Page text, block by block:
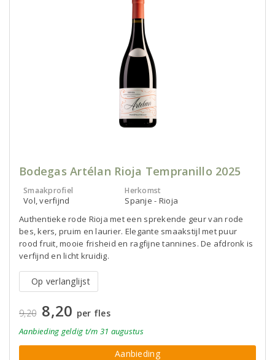
Bodegas Artélan Rioja Tempranillo 2025
Smaakprofiel
Vol, verfijnd
Herkomst
Spanje - Rioja
Authentieke rode Rioja met een sprekende geur van rode
bes, kers, pruim en laurier. Elegante smaakstijl met puur
rood fruit, mooie frisheid en ragfijne tannines. De afdronk is
verfijnd en licht kruidig.
Op verlanglijst
9,20 8,20 per fles
Aanbieding geldig t/m 31 augustus
Aanbieding